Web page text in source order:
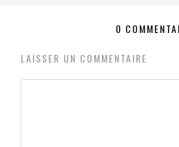
0
LAISSER UN COMMENTAIRE